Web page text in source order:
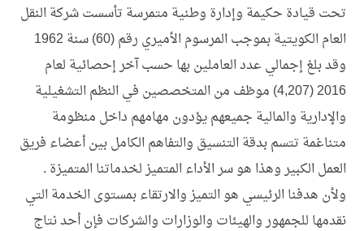
المركز الإعلامي 4
المركز الإعلامي
المسئولية الاجتماعية
تطبيق منظومة و قواعد الحوكمة
قانون حق الإطلاع
وظائف
تواصل معنا
تحت قيادة حكيمة وإدارة وطنية متمرسة تأسست شركة النقل
العام الكويتية بموجب المرسوم الأميري رقم (60) سنة 1962
وقد بلغ إجمالي عدد العاملين بها حسب آخر إحصائية لعام
2016 (4,207) موظف من المتخصصين في النظم التشغيلية
والإدارية والمالية جميعهم يؤدون مهامهم داخل منظومة
متناغمة تتسم بدقة التنسيق والتفاهم الكامل بين أعضاء فريق
العمل الكبير وهذا هو سر الأداء المتميز لخدماتنا المتميزة .
ولأن هدفنا الرئيسي هو التميز والارتقاء بمستوى الخدمة التي
نقدمها للجمهور والهيئات والوزارات والشركات فإن أحد نتاج